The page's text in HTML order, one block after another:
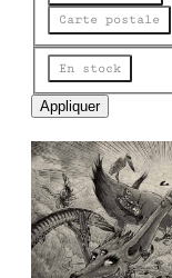
e
Carte postale
État
En stock
Appliquer